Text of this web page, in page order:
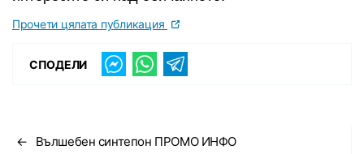
Прочети цялата публикация
СПОДЕЛИ
← Вълшебен синтепон ПРОМО ИНФО